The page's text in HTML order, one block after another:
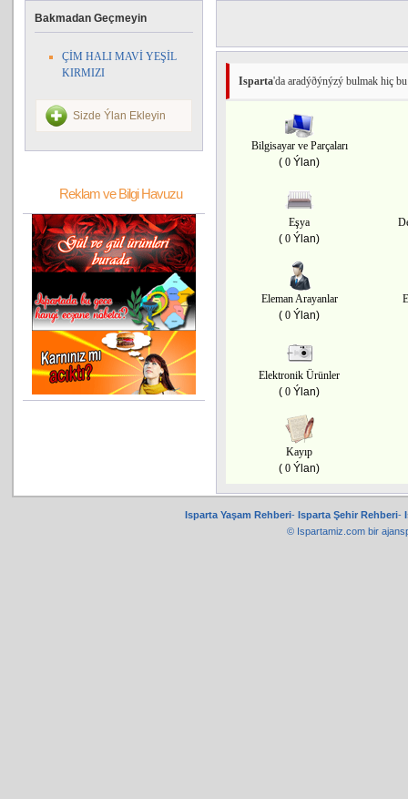
Bakmadan Geçmeyin
ÇİM HALI MAVİ YEŞİL
KIRMIZI
Sizde Ýlan Ekleyin
Reklam ve Bilgi Havuzu
Isparta'da aradýðýnýzý bulmak hiç
Bilgisayar ve Parçaları
( 0 Ýlan)
Eşya
( 0 Ýlan)
Eleman Arayanlar
( 0 Ýlan)
Elektronik Ürünler
( 0 Ýlan)
Kayıp
( 0 Ýlan)
Isparta Yaşam Rehberi- Isparta Şehir Rehberi-
© Ispartamiz.com bir